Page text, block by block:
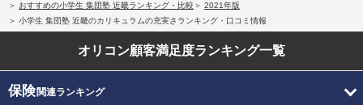
おすすめの小学生 集団塾 近畿ランキング・比較
2021年版
小学生 集団塾 近畿のカリキュラムの充実さランキング・口コミ情報
オリコン顧客満足度ランキング一覧
保険関連ランキング